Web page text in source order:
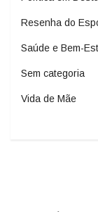
Resenha do
Saúde e Bem-
Sem categoria
Vida de Mãe